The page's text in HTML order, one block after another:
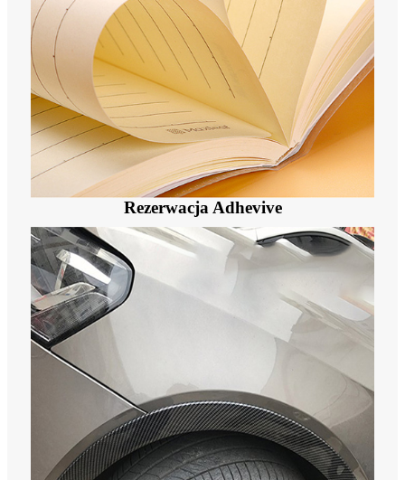
Rezerwacja Adhevive